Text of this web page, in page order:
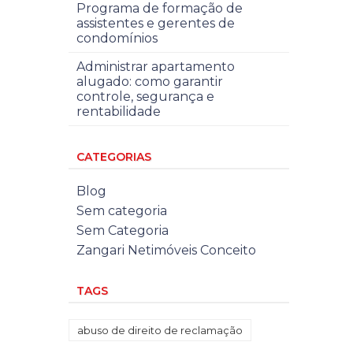
Programa de formação de
assistentes e gerentes de
condomínios
Administrar apartamento
alugado: como garantir
controle, segurança e
rentabilidade
CATEGORIAS
Blog
Sem categoria
Sem Categoria
Zangari Netimóveis Conceito
TAGS
abuso de direito de reclamação